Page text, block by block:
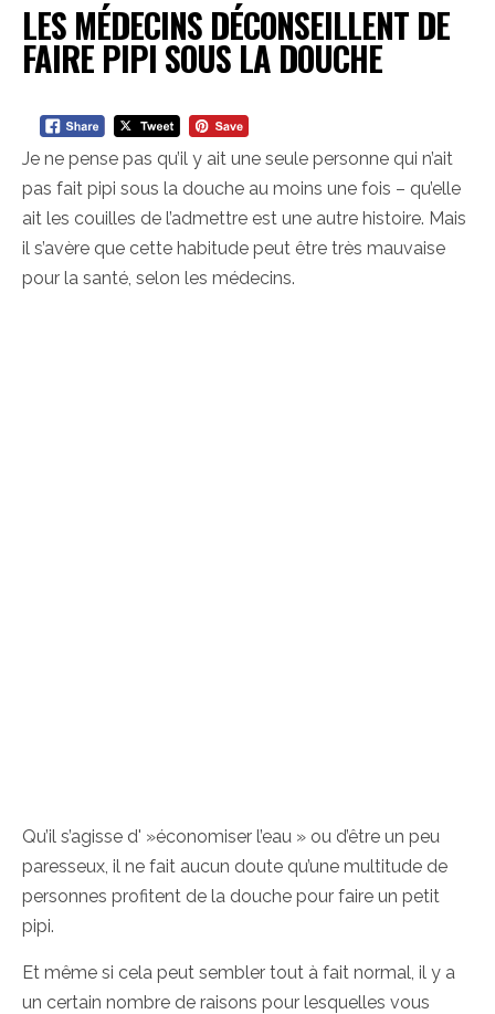
LES MÉDECINS DÉCONSEILLENT DE
FAIRE PIPI SOUS LA DOUCHE
Je ne pense pas qu’il y ait une seule personne qui n’ait
pas fait pipi sous la douche au moins une fois – qu’elle
ait les couilles de l’admettre est une autre histoire. Mais
il s’avère que cette habitude peut être très mauvaise
pour la santé, selon les médecins.
Qu’il s’agisse d' »économiser l’eau » ou d’être un peu
paresseux, il ne fait aucun doute qu’une multitude de
personnes profitent de la douche pour faire un petit
pipi.
Et même si cela peut sembler tout à fait normal, il y a
un certain nombre de raisons pour lesquelles vous